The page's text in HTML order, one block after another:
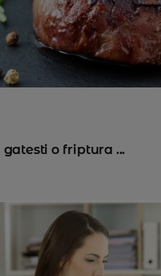
gatesti o friptura ...